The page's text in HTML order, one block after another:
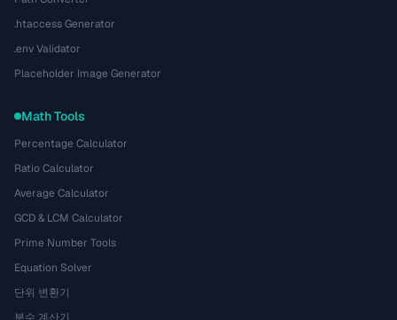
.htaccess Generator
.env Validator
Placeholder Image Generator
Math Tools
Percentage Calculator
Ratio Calculator
Average Calculator
GCD & LCM Calculator
Prime Number Tools
Equation Solver
단위 변환기